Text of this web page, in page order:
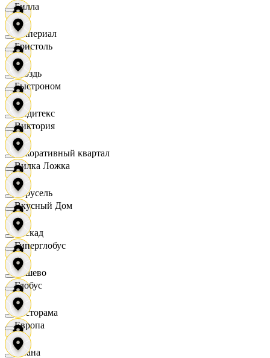
Империал
Гроздь
Индитекс
Декоративный квартал
Карусель
Каскад
Дёшево
Касторама
Диана
Билла
Бристоль
Быстроном
Виктория
Вилка Ложка
Вкусный Дом
Гиперглобус
Глобус
Европа